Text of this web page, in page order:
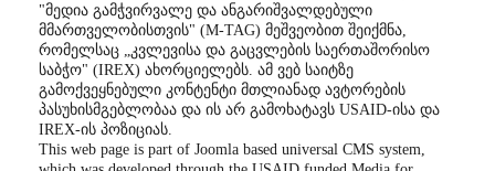
"მედია გამჭვირვალე და ანგარიშვალდებული
მმართველობისთვის" (M-TAG) მეშვეობით შეიქმნა,
რომელსაც „კვლევისა და გაცვლების საერთაშორისო
საბჭო" (IREX) ახორციელებს. ამ ვებ საიტზე
გამოქვეყნებული კონტენტი მთლიანად ავტორების
პასუხისმგებლობაა და ის არ გამოხატავს USAID-ისა და
IREX-ის პოზიციას.
This web page is part of Joomla based universal CMS system,